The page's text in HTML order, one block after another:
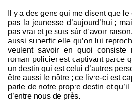
Il y a des gens qui me disent que
pas la jeunesse d’aujourd’hui ;
pas vrai et je suis sûr d’avoir
aussi superficielle qu’on lui
veulent savoir en quoi consiste
roman policier est captivant parce
un destin qui est celui d’autres
être aussi le nôtre ; ce livre-ci est
parle de notre propre destin et
d’entre nous de près.